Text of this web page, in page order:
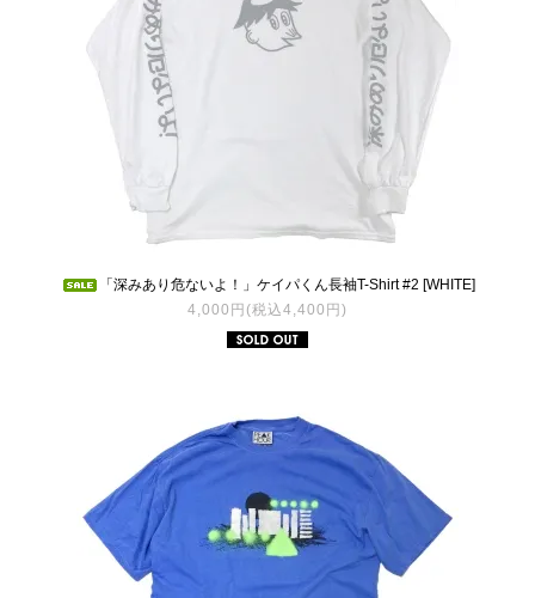
「深みあり危ないよ！」ケイパくん長袖T-Shirt #2 [WHITE]
4,000円(税込4,400円)